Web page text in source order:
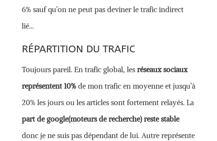
6% sauf qu’on ne peut pas deviner le trafic indirect
lié…
RÉPARTITION DU TRAFIC
Toujours pareil. En trafic global, les réseaux sociaux
représentent 10% de mon trafic en moyenne et jusqu’à
20% les jours ou les articles sont fortement relayés. La
part de google(moteurs de recherche) reste stable
donc je ne suis pas dépendant de lui. Autre représente